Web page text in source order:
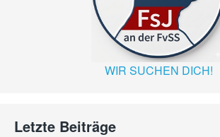
WIR SUCHEN DICH!
Letzte Beiträge